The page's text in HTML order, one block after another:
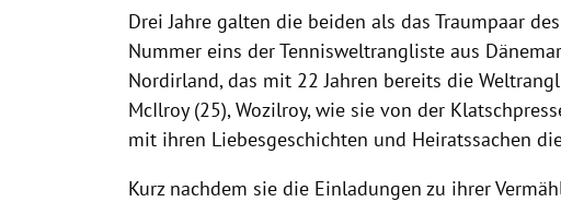
Drei Jahre galten die beiden als das Traumpaar
Nummer eins derTennisweltrangliste aus
Nordirland, das mit 22 Jahren bereits die
McIlroy(25), Wozilroy, wie sie von der
mit ihren Liebesgeschichten und Heiratssachen
Kurz nachdem sie die Einladungen zu ihrer